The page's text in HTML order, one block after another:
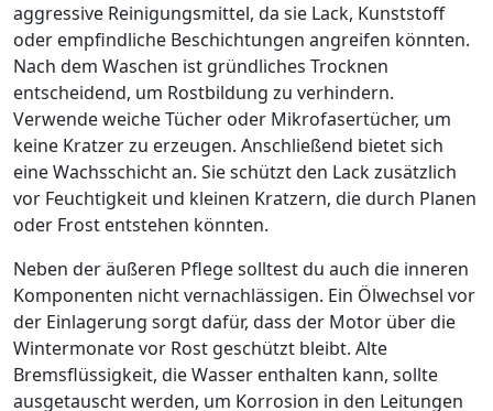
aggressive Reinigungsmittel, da sie Lack, Kunststoff
oder empfindliche Beschichtungen angreifen könnten.
Nach dem Waschen ist gründliches Trocknen
entscheidend, um Rostbildung zu verhindern.
Verwende weiche Tücher oder Mikrofasertücher, um
keine Kratzer zu erzeugen. Anschließend bietet sich
eine Wachsschicht an. Sie schützt den Lack zusätzlich
vor Feuchtigkeit und kleinen Kratzern, die durch Planen
oder Frost entstehen könnten.
Neben der äußeren Pflege solltest du auch die inneren
Komponenten nicht vernachlässigen. Ein Ölwechsel vor
der Einlagerung sorgt dafür, dass der Motor über die
Wintermonate vor Rost geschützt bleibt. Alte
Bremsflüssigkeit, die Wasser enthalten kann, sollte
ausgetauscht werden, um Korrosion in den Leitungen